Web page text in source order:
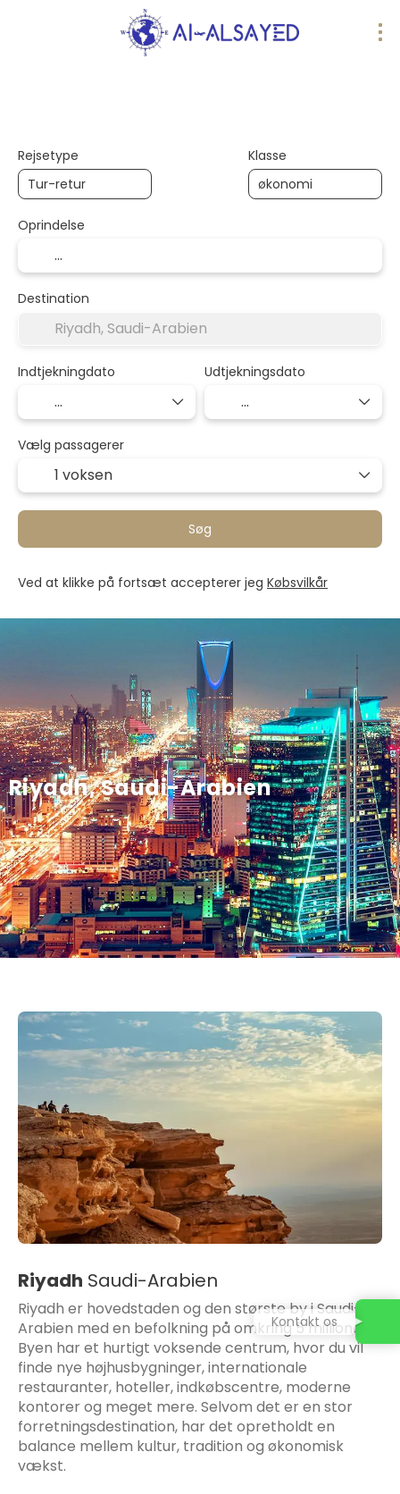
Riyadh, Saudi-Arabien
Rejsetype Klasse
Oprindelse
Destination
Indtjekningdato Udtjekningsdato
Vælg passagerer
1 voksen
Søg
Ved at klikke på fortsæt accepterer jeg Købsvilkår
Riyadh Saudi-Arabien
Riyadh er hovedstaden og den største by i Saudi-
Arabien med en befolkning på omkring 5 millioner.
Byen har et hurtigt voksende centrum, hvor du vil
finde nye højhusbygninger, internationale
restauranter, hoteller, indkøbscentre, moderne
kontorer og meget mere. Selvom det er en stor
forretningsdestination, har det opretholdt en
balance mellem kultur, tradition og økonomisk
vækst.
Kontakt os